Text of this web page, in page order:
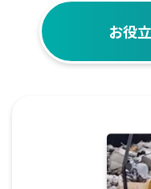
お役